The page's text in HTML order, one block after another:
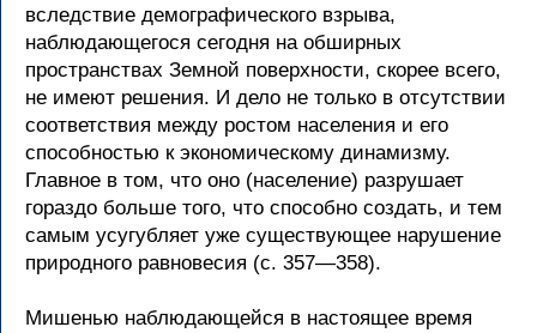
вследствие демографического взрыва,
наблюдающегося сегодня на обширных
пространствах Земной поверхности, скорее всего,
не имеют решения. И дело не только в отсутствии
соответствия между ростом населения и его
способностью к экономическому динамизму.
Главное в том, что оно (население) разрушает
гораздо больше того, что способно создать, и тем
самым усугубляет уже существующее нарушение
природного равновесия (с. 357—358).
Мишенью наблюдающейся в настоящее время